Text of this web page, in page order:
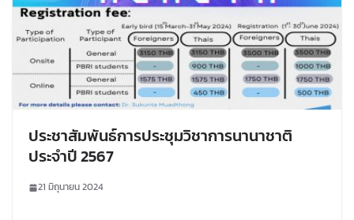
ประชาสัมพันธ์การประชุมวิชาการนานาชาติ
ประจำปี 2567
21 มิถุนายน 2024